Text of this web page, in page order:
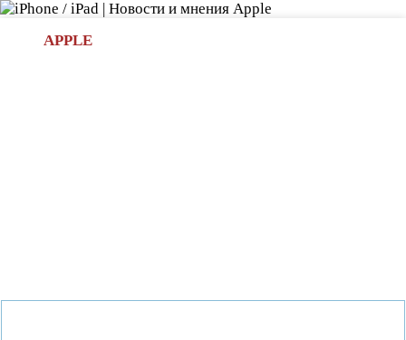
APPLE